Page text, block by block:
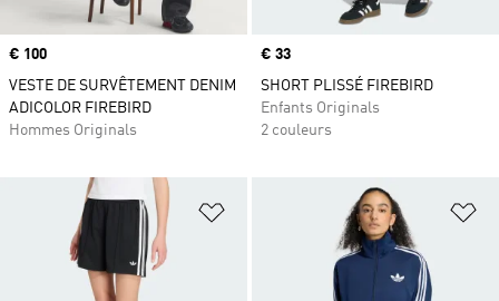
Prix
€ 100
VESTE DE SURVÊTEMENT DENIM
ADICOLOR FIREBIRD
Hommes Originals
Prix
€ 33
SHORT PLISSÉ FIREBIRD
Enfants Originals
2 couleurs
Ajouter à la Liste de produits